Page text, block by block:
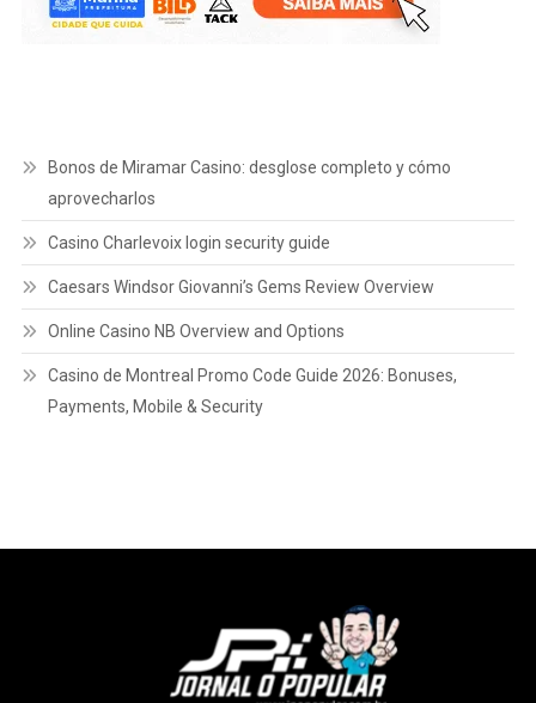
Bonos de Miramar Casino: desglose completo y cómo
aprovecharlos
Casino Charlevoix login security guide
Caesars Windsor Giovanni’s Gems Review Overview
Online Casino NB Overview and Options